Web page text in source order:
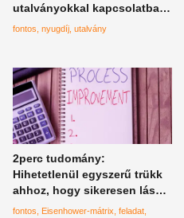
utalványokkal kapcsolatban,
ezt teheted
fontos nyugdíj utalvány
2perc tudomány:
Hihetetlenül egyszerű trükk
ahhoz, hogy sikeresen lásd
el feladataidat
fontos Eisenhower-mátrix feladat